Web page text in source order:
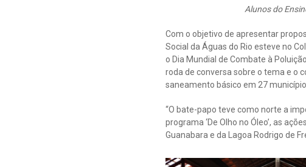
Alunos do
Com o objetivo de apresentar
Social da Águas do Rio esteve no
o Dia Mundial de Combate à
roda de conversa sobre o tema e o
saneamento básico em 27
“O bate-papo teve como norte a
programa ‘De Olho no Óleo’, as
Guanabara e da Lagoa Rodrigo de